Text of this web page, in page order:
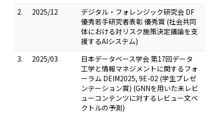
2.
2025/12
デジタル・フォレンジック研究会 DF
優秀若手研究者表彰 優秀賞 (社会共同
体における対リスク施策決定議論を支
援するAIシステム)
3.
2025/03
日本データベース学会 第17回データ
工学と情報マネジメントに関するフォ
ーラム DEIM2025, 9E-02 (学生プレゼ
ンテーション賞) (GNNを用いた未レビ
ューコンテンツに対するレビュー文ベ
クトルの予測)